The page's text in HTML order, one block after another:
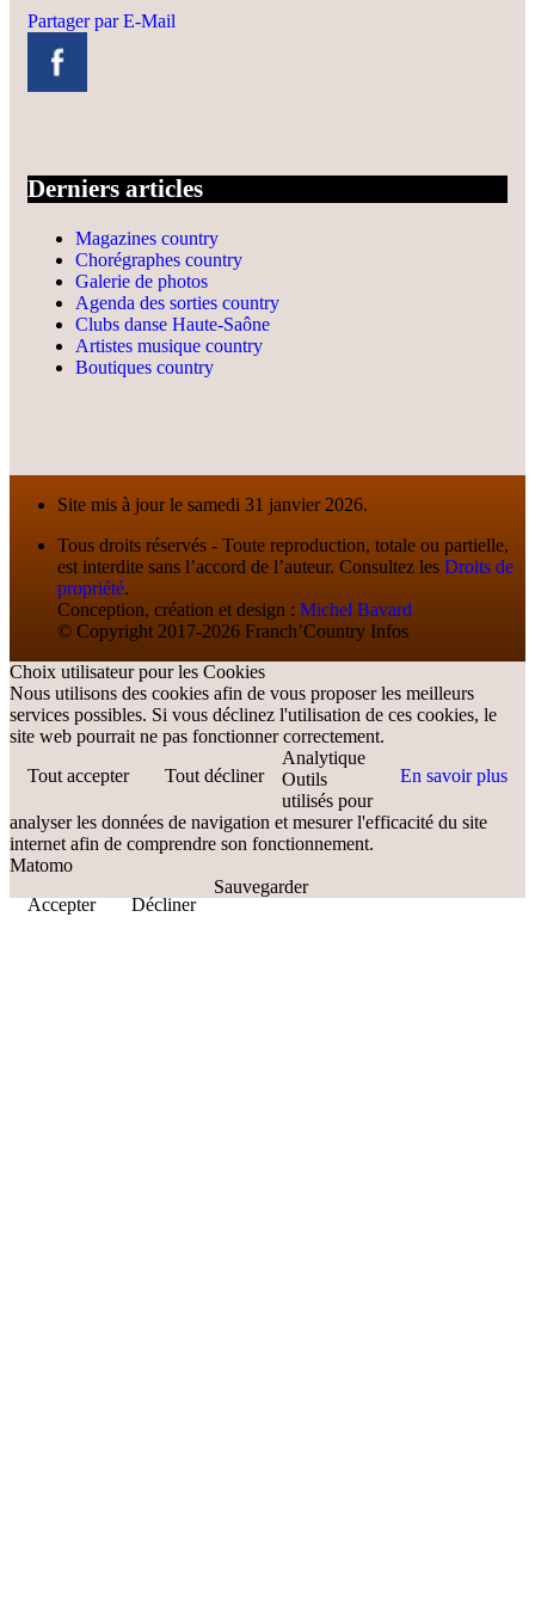
Partager par E-Mail
Derniers articles
Magazines country
Chorégraphes country
Galerie de photos
Agenda des sorties country
Clubs danse Haute-Saône
Artistes musique country
Boutiques country
Site mis à jour le samedi 31 janvier 2026.
Tous droits réservés - Toute reproduction, totale ou partielle,
est interdite sans l’accord de l’auteur. Consultez les Droits de
propriété.
Conception, création et design : Michel Bavard
© Copyright 2017-2026 Franch’Country Infos
Choix utilisateur pour les Cookies
Nous utilisons des cookies afin de vous proposer les meilleurs
services possibles. Si vous déclinez l'utilisation de ces cookies, le
site web pourrait ne pas fonctionner correctement.
Tout accepter
Tout décliner En savoir plus
Analytique
Outils
utilisés pour
analyser les données de navigation et mesurer l'efficacité du site
internet afin de comprendre son fonctionnement.
Matomo
Accepter
Décliner
Sauvegarder